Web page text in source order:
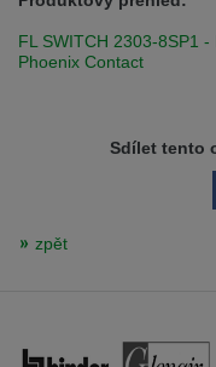
FL SWITCH 2303-8SP1
Phoenix Contact
Sdílet tento
zpět